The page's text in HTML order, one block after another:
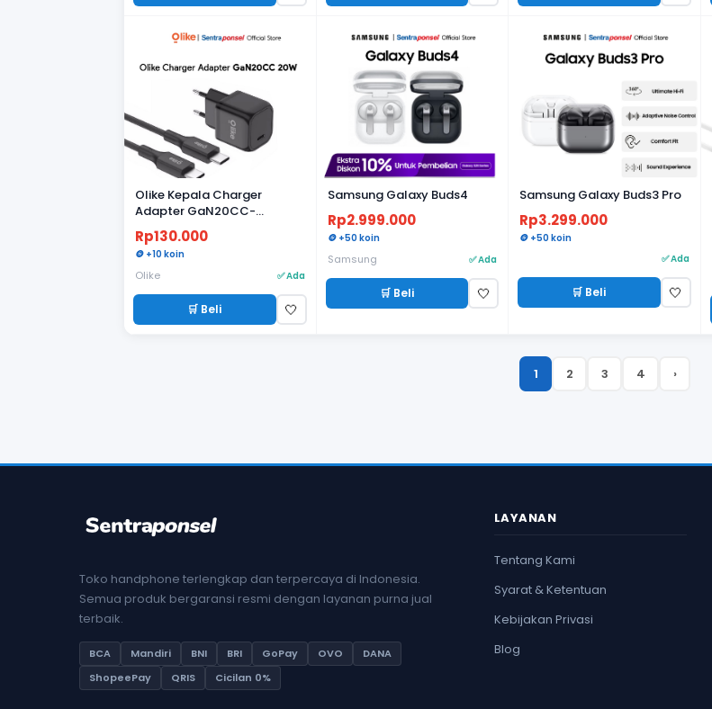
Olike Kepala Charger
Adapter GaN20CC-
GARANSI RESMI
Rp130.000
🪙 +10 koin
Olike ✅ Ada
🛒 Beli 🤍
Samsung Galaxy Buds4
Rp2.999.000
🪙 +50 koin
Samsung ✅ Ada
🛒 Beli 🤍
Samsung Galaxy Buds3 Pro
Rp3.299.000
🪙 +50 koin
✅ Ada
🛒 Beli 🤍
1 2 3 4 ›
Toko handphone terlengkap dan terpercaya di Indonesia.
Semua produk bergaransi resmi dengan layanan purna jual
terbaik.
BCA Mandiri BNI BRI GoPay OVO
DANA
ShopeePay
QRIS Cicilan 0%
LAYANAN
Tentang Kami
Syarat & Ketentuan
Kebijakan Privasi
Blog